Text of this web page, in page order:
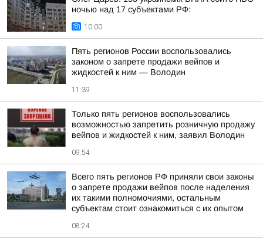
ночью над 17 субъектами РФ:
10:00
Пять регионов России воспользовались
законом о запрете продажи вейпов и
жидкостей к ним — Володин
11:39
Только пять регионов воспользовались
возможностью запретить розничную продажу
вейпов и жидкостей к ним, заявил Володин
09:54
Всего пять регионов РФ приняли свои законы
о запрете продажи вейпов после наделения
их такими полномочиями, остальным
субъектам стоит ознакомиться с их опытом
08:24